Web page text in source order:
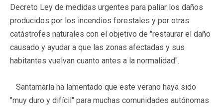
Decreto Ley de medidas urgentes para paliar los daños
producidos por los incendios forestales y por otras
catástrofes naturales con el objetivo de "restaurar el daño
causado y ayudar a que las zonas afectadas y sus
habitantes vuelvan cuanto antes a la normalidad".
Santamaría ha lamentado que este verano haya sido
"muy duro y difícil" para muchas comunidades autónomas